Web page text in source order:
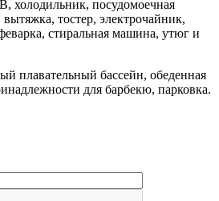
холодильник, посудомоечная
тостер, электрочайник,
стиральная машина, утюг и
плавательный бассейн, обеденная
для барбекю, парковка.